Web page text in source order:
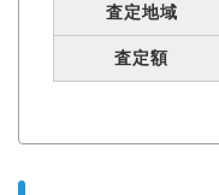
査定地域
査定額